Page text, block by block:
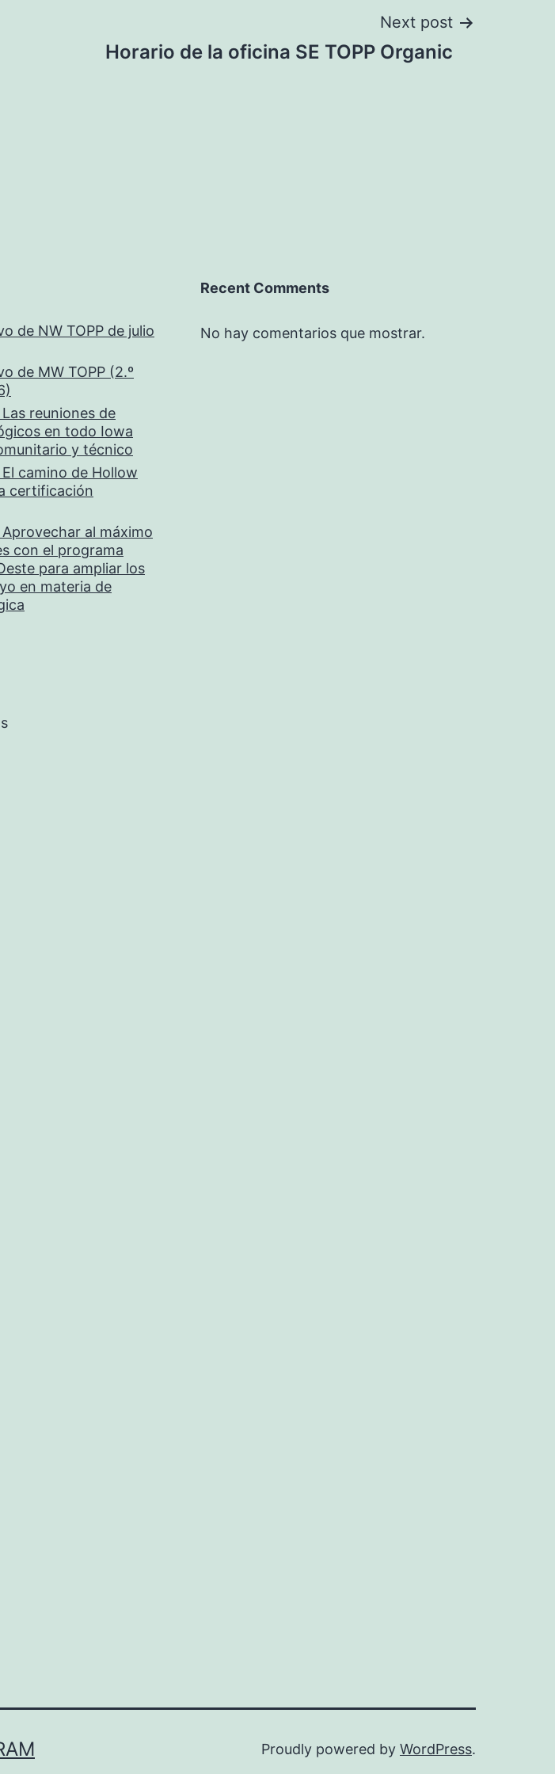
Next post
Horario de la oficina SE TOPP Organic
de NW TOPP de julio
de MW TOPP (2.º
reuniones de
en todo Iowa
y técnico
camino de Hollow
certificación
al máximo
con el programa
para ampliar los
en materia de
Recent Comments
No hay comentarios que mostrar.
Proudly powered by WordPress.